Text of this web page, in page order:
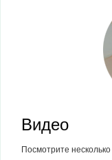
Видео
Посмотрите несколько